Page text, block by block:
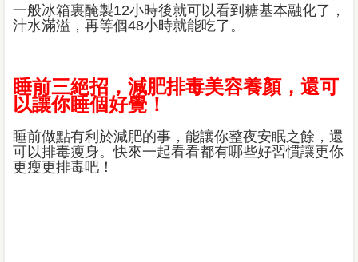
一般冰箱裏醃製12小時後就可以看到糖基本融化了，
汁水滿溢，再等個48小時就能吃了。
睡前三絕招，減肥排毒美容養顏，還可
以讓你睡個好覺！
睡前做點有利於減肥的事，能讓你整夜安眠之餘，還
可以排毒瘦身。快來一起看看都有哪些好習慣讓更你
更瘦更排毒吧！